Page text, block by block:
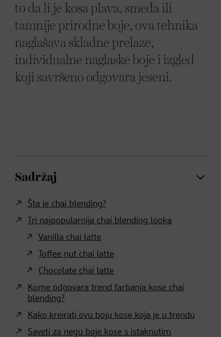
to da li je kosa plava, smeđa ili
tamnije prirodne boje, ova tehnika
naglašava skladne prelaze,
individualne naglaske boje i izgled
koji savršeno odgovara jeseni.
Sadržaj
Šta je chai blending?
Tri najpopularnija chai blending looka
Vanilla chai latte
Toffee nut chai latte
Chocolate chai latte
Kome odgovara trend farbanja kose chai
blending?
Kako kreirati ovu boju kose koja je u trendu
Saveti za negu boje kose s istaknutim